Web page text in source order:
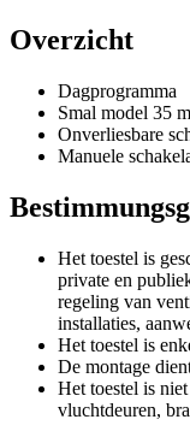
Overzicht
Dagprogramma
Smal model 35
Onverliesbare
Manuele
Het toestel is
private en
regeling van
installaties,
Het toestel is
De montage
Het toestel is
vluchtdeuren,